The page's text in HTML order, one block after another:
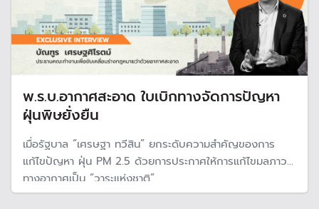
พ.ร.บ.อากาศสะอาด ใบเบิกทางจัดการปัญหา
ฝุ่นพิษยั่งยืน
เมื่อรัฐบาล “เศรษฐา ทวีสิน” ยกระดับความสำคัญของการ
แก้ไขปัญหา ฝุ่น PM 2.5 ด้วยการประกาศให้การแก้ไขมลภาวะ
ทางอากาศเป็น “วาระแห่งชาติ”